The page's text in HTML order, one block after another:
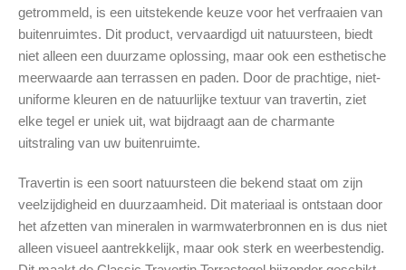
getrommeld, is een uitstekende keuze voor het verfraaien van
buitenruimtes. Dit product, vervaardigd uit natuursteen, biedt
niet alleen een duurzame oplossing, maar ook een esthetische
meerwaarde aan terrassen en paden. Door de prachtige, niet-
uniforme kleuren en de natuurlijke textuur van travertin, ziet
elke tegel er uniek uit, wat bijdraagt aan de charmante
uitstraling van uw buitenruimte.
Travertin is een soort natuursteen die bekend staat om zijn
veelzijdigheid en duurzaamheid. Dit materiaal is ontstaan door
het afzetten van mineralen in warmwaterbronnen en is dus niet
alleen visueel aantrekkelijk, maar ook sterk en weerbestendig.